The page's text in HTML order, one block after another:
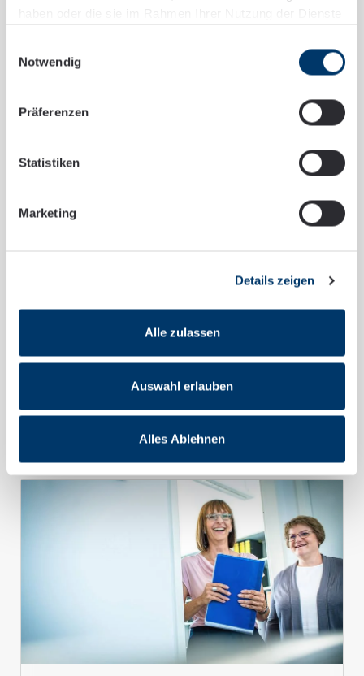
Notwendig
Präferenzen
Statistiken
Marketing
Details zeigen
Alle zulassen
Auswahl erlauben
Alles Ablehnen
Internationales Steuerrecht